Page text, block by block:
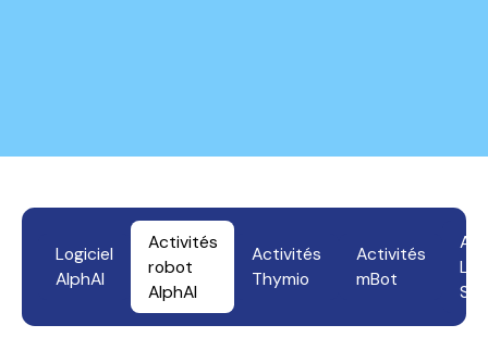
Logiciel
AlphAI
Activités
robot
AlphAI
Activités
Thymio
Activités
mBot